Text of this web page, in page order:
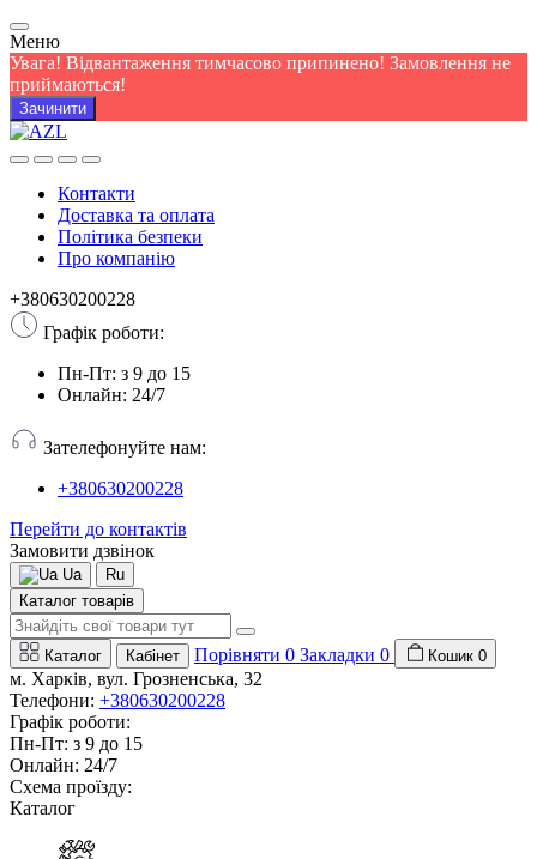
Меню
Увага! Відвантаження тимчасово припинено! Замовлення не
приймаються!
Зачинити
Контакти
Доставка та оплата
Політика безпеки
Про компанію
+380630200228
Графік роботи:
Пн-Пт: з 9 до 15
Онлайн: 24/7
Зателефонуйте нам:
+380630200228
Перейти до контактів
Замовити дзвінок
Ua
Ru
Каталог товарів
Каталог Кабінет Порівняти 0 Закладки 0 Кошик 0
м. Харків, вул. Грозненська, 32
Телефони: +380630200228
Графік роботи:
Пн-Пт: з 9 до 15
Онлайн: 24/7
Схема проїзду:
Каталог